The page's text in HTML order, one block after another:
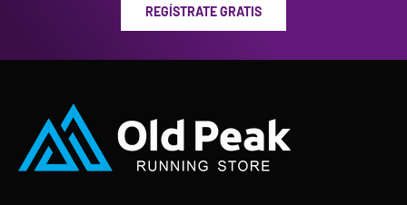
REGÍSTRATE GRATIS